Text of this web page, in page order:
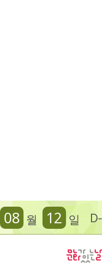
08 월 12 일